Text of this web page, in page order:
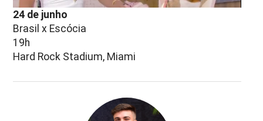
24 de junho
Brasil x Escócia
19h
Hard Rock Stadium, Miami